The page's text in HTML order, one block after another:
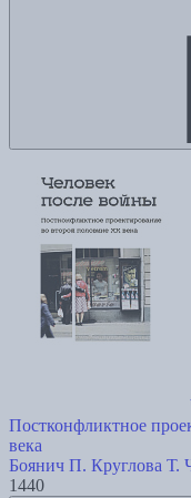
Постконфликтное
века
Боянич П. Круглова Т.
1440